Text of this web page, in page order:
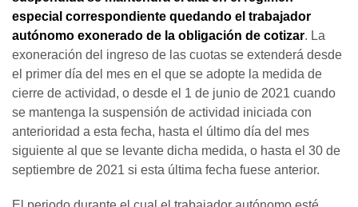
especial correspondiente quedando el trabajador
autónomo exonerado de la obligación de cotizar. La
exoneración del ingreso de las cuotas se extenderá desde
el primer día del mes en el que se adopte la medida de
cierre de actividad, o desde el 1 de junio de 2021 cuando
se mantenga la suspensión de actividad iniciada con
anterioridad a esta fecha, hasta el último día del mes
siguiente al que se levante dicha medida, o hasta el 30 de
septiembre de 2021 si esta última fecha fuese anterior.